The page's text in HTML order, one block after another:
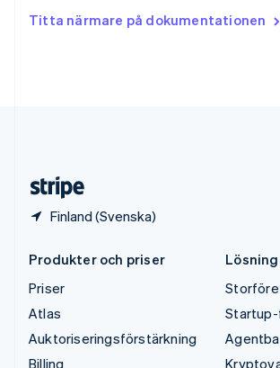
Titta närmare på dokumentationen
Finland (Svenska)
English
Produkter och priser
Priser
Atlas
Auktoriseringsförstärkning
Billing